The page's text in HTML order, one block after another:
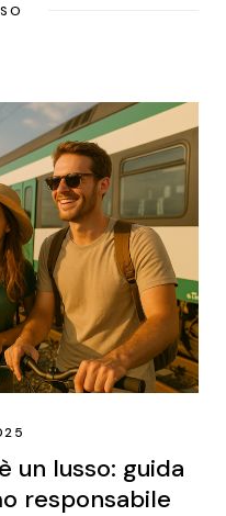
un lusso: guida
responsabile